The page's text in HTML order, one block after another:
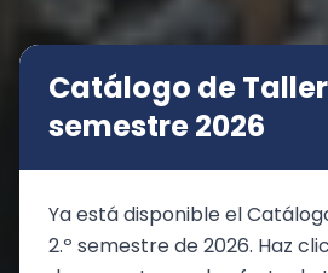
Catálogo de
semestre 2026
Ya está disponible el
2.º semestre de 2026. Haz